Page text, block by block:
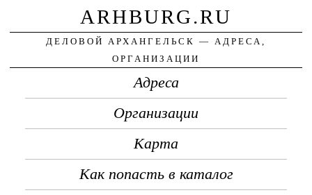
ARHBURG.RU
ДЕЛОВОЙ АРХАНГЕЛЬСК — АДРЕСА,
ОРГАНИЗАЦИИ
Адреса
Организации
Карта
Как попасть в каталог